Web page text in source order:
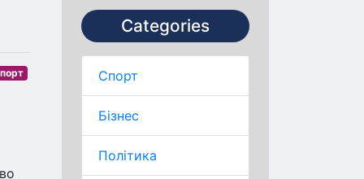
Categories
Спорт
Бізнес
Політика